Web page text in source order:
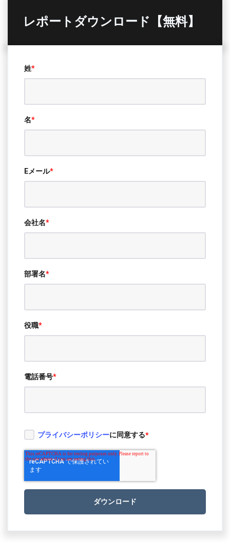
レポートダウンロード【無料】
姓*
名*
Eメール*
会社名*
部署名*
役職*
電話番号*
プライバシーポリシーに同意する*